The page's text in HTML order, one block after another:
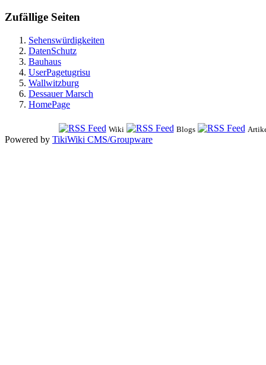
Zufällige Seiten
Sehenswürdigkeiten
DatenSchutz
Bauhaus
UserPagetugrisu
Wallwitzburg
Dessauer Marsch
HomePage
Wiki Blogs
Powered by TikiWiki CMS/Groupware